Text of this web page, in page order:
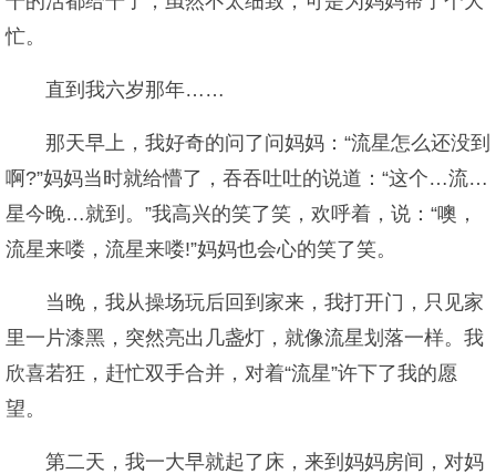
忙。
直到我六岁那年……
那天早上，我好奇的问了问妈妈：“流星怎么还没到
啊?”妈妈当时就给懵了，吞吞吐吐的说道：“这个…流…
星今晚…就到。”我高兴的笑了笑，欢呼着，说：“噢，
流星来喽，流星来喽!”妈妈也会心的笑了笑。
当晚，我从操场玩后回到家来，我打开门，只见家
里一片漆黑，突然亮出几盏灯，就像流星划落一样。我
欣喜若狂，赶忙双手合并，对着“流星”许下了我的愿
望。
第二天，我一大早就起了床，来到妈妈房间，对妈